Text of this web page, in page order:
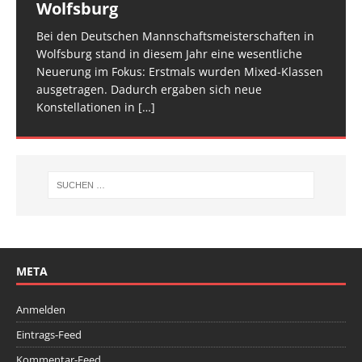
Wolfsburg
Bei den Deutschen Mannschaftsmeisterschaften in
Wolfsburg stand in diesem Jahr eine wesentliche
Neuerung im Fokus: Erstmals wurden Mixed-Klassen
ausgetragen. Dadurch ergaben sich neue
Konstellationen in […]
zwei Tage verteilt, um den Ablauf zu entzerren und
den Athletinnen und Athleten mehr Raum zu geben.
[…]
TROPHY statt und 65 Kinder und Jugendliche waren
für den Trampolin Nachwuchs konzipierte
[…]
überzeugt
Am vergangenen Wochenende traf sich die deutsche
Spitze im Trampolinturnen in Biberach an der Riß
(Baden-Württemberg) zu einem hochkarätigen
Wettkampfwochenende: Am Samstag standen die
Deutschen[…]
META
Anmelden
Eintrags-Feed